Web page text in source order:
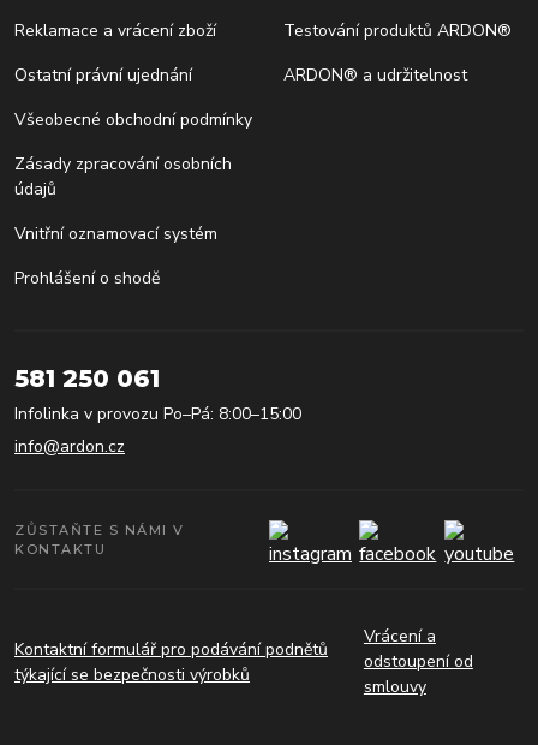
Reklamace a vrácení zboží
Ostatní právní ujednání
Všeobecné obchodní podmínky
Zásady zpracování osobních
údajů
Vnitřní oznamovací systém
Prohlášení o shodě
Testování produktů ARDON®
ARDON® a udržitelnost
581 250 061
Infolinka v provozu Po–Pá: 8:00–15:00
info@ardon.cz
ZŮSTAŇTE S NÁMI V
KONTAKTU
Kontaktní formulář pro podávání podnětů
týkající se bezpečnosti výrobků
Vrácení a
odstoupení od
smlouvy